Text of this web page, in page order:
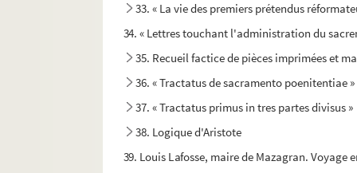
33. « La vie des premiers prétendus
34. « Lettres touchant l'administration du
35. Recueil factice de pièces imprimées et
36. « Tractatus de sacramento poenitentiae »
37. « Tractatus primus in tres partes divisus »
38. Logique d'Aristote
39. Louis Lafosse, maire de Mazagran. Voyage